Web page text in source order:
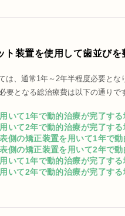
装置を使用して歯並びを
は、通常1年～2年半程度必要とな
要となる総治療費は以下の通りで
いて1年で動的治療が完了す
いて2年で動的治療が完了す
側の矯正装置を用いて1年で
側の矯正装置を用いて2年で
いて1年で動的治療が完了す
いて2年で動的治療が完了す